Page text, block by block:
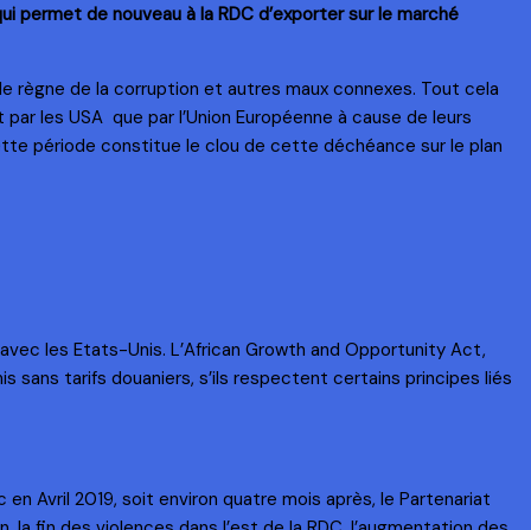
permet de nouveau à la RDC d’exporter sur le marché
règne de la corruption et autres maux connexes. Tout cela
les USA que par l’Union Européenne à cause de leurs
période constitue le clou de cette déchéance sur le plan
les Etats-Unis. L’African Growth and Opportunity Act,
sans tarifs douaniers, s’ils respectent certains principes liés
Avril 2019, soit environ quatre mois après, le Partenariat